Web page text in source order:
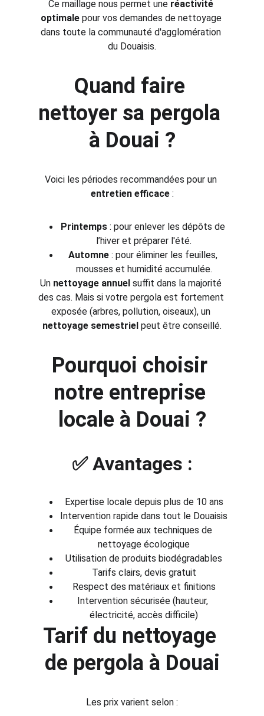
Ce maillage nous permet une réactivité
optimale pour vos demandes de nettoyage
dans toute la communauté d'agglomération
du Douaisis.
Quand faire
nettoyer sa pergola
à Douai ?
Voici les périodes recommandées pour un
entretien efficace :
Printemps : pour enlever les dépôts de
l’hiver et préparer l'été.
Automne : pour éliminer les feuilles,
mousses et humidité accumulée.
Un nettoyage annuel suffit dans la majorité
des cas. Mais si votre pergola est fortement
exposée (arbres, pollution, oiseaux), un
nettoyage semestriel peut être conseillé.
Pourquoi choisir
notre entreprise
locale à Douai ?
✅ Avantages :
Expertise locale depuis plus de 10 ans
Intervention rapide dans tout le Douaisis
Équipe formée aux techniques de
nettoyage écologique
Utilisation de produits biodégradables
Tarifs clairs, devis gratuit
Respect des matériaux et finitions
Intervention sécurisée (hauteur,
électricité, accès difficile)
Tarif du nettoyage
de pergola à Douai
Les prix varient selon :